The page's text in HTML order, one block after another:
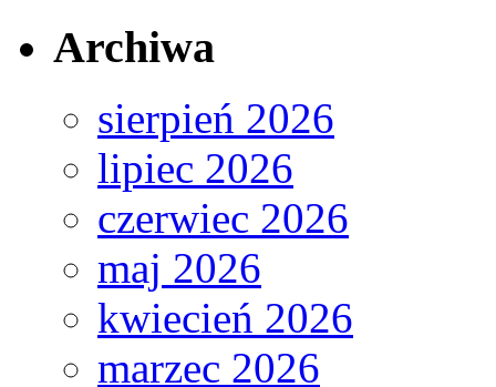
Archiwa
sierpień 2026
lipiec 2026
czerwiec 2026
maj 2026
kwiecień 2026
marzec 2026